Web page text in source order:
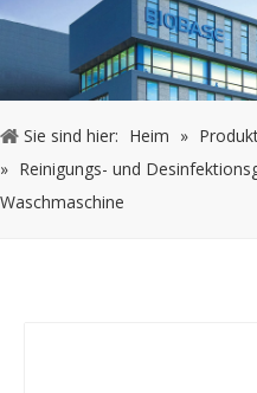
Sie sind hier: Heim »
» Reinigungs- und
Waschmaschine